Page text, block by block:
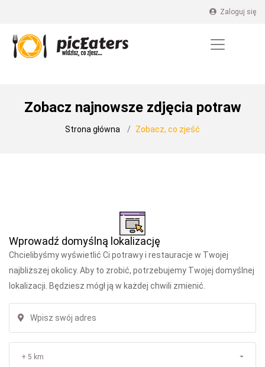
Zaloguj się
Zobacz najnowsze zdjęcia potraw
Strona główna Zobacz, co zjeść
Wprowadź domyślną lokalizację
Chcielibyśmy wyświetlić Ci potrawy i restauracje w Twojej
najbliższej okolicy. Aby to zrobić, potrzebujemy Twojej domyślnej
lokalizacji. Będziesz mógł ją w każdej chwili zmienić.
+ 5 km